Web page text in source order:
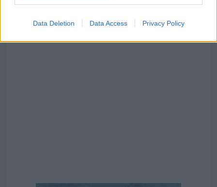
Data Deletion Data Access Privacy Policy